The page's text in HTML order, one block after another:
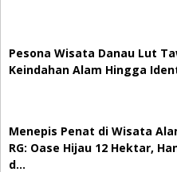
Pesona Wisata Danau Lut
Keindahan Alam Hingga
Menepis Penat di Wisata
RG: Oase Hijau 12 Hektar,
d…